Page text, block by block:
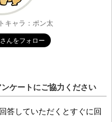
キャラ：ポン太
ケートにご協力ください
答していただくとすぐに回